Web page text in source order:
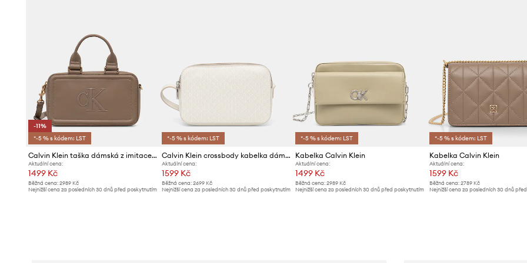
-11%
*-5 % s kódem: LST
Calvin Klein taška dámská z imitace kůže
Aktuální cena:
1499 Kč
Běžná cena: 2989 Kč
Nejnižší cena za posledních 30 dnů před poskytnutím
*-5 % s kódem: LST
Calvin Klein crossbody kabelka dámská z imitace kůže
Aktuální cena:
1599 Kč
Běžná cena:2699 Kč
Nejnižší cena za posledních 30 dnů před poskytnutím
*-5 % s kódem: LST
Kabelka Calvin Klein
Aktuální cena:
1499 Kč
Běžná cena: 2989 Kč
Nejnižší cena za posledních 30 dnů před poskytnutím
*-5 % s kódem: LST
Kabelka Calvin Klein
Aktuální cena:
1599 Kč
Běžná cena: 2789 Kč
Nejnižší cena za posledních 30 dnů